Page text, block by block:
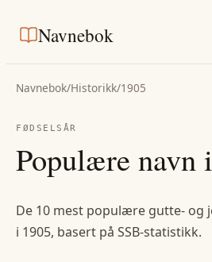
Navnebok
Navnebok/Historikk/1905
FØDSELSÅR
Populære navn i
De 10 mest populære gutte- og
i 1905, basert på SSB-statistikk.